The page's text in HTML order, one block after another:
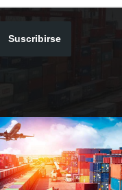
Suscribirse